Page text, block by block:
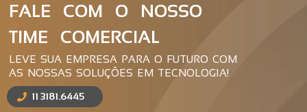
FALE COM O NOSSO
TIME COMERCIAL
LEVE SUA EMPRESA PARA O FUTURO COM
AS NOSSAS SOLUÇÕES EM TECNOLOGIA!
11 3181.6445